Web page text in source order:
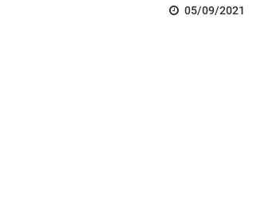
05/09/2021